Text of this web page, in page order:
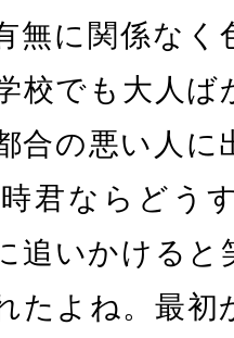
無に関係なく
校でも大人
合の悪い人
君ならどう
追いかける
たよね。最